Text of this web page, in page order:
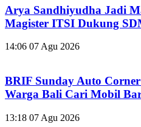
Arya Sandhiyudha Jadi
Magister ITSI Dukung
14:06 07 Agu 2026
BRIF Sunday Auto
Warga Bali Cari Mobil
13:18 07 Agu 2026